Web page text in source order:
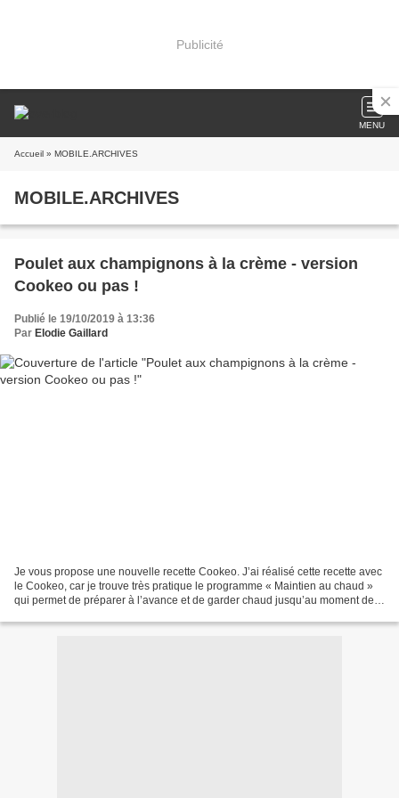
Publicité
MENU
Accueil » MOBILE.ARCHIVES
MOBILE.ARCHIVES
Poulet aux champignons à la crème - version
Cookeo ou pas !
Publié le 19/10/2019 à 13:36
Par Elodie Gaillard
Je vous propose une nouvelle recette Cookeo. J’ai réalisé cette recette avec
le Cookeo, car je trouve très pratique le programme « Maintien au chaud »
qui permet de préparer à l’avance et de garder chaud jusqu’au moment de